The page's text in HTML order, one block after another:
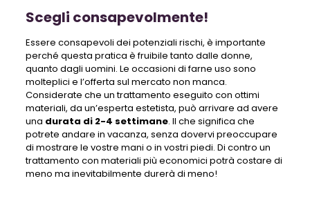
Scegli consapevolmente!
Essere consapevoli dei potenziali rischi, è importante
perché questa pratica è fruibile tanto dalle donne,
quanto dagli uomini. Le occasioni di farne uso sono
molteplici e l’offerta sul mercato non manca.
Considerate che un trattamento eseguito con ottimi
materiali, da un’esperta estetista, può arrivare ad avere
una durata di 2-4 settimane. Il che significa che
potrete andare in vacanza, senza dovervi preoccupare
di mostrare le vostre mani o in vostri piedi. Di contro un
trattamento con materiali più economici potrà costare di
meno ma inevitabilmente durerà di meno!